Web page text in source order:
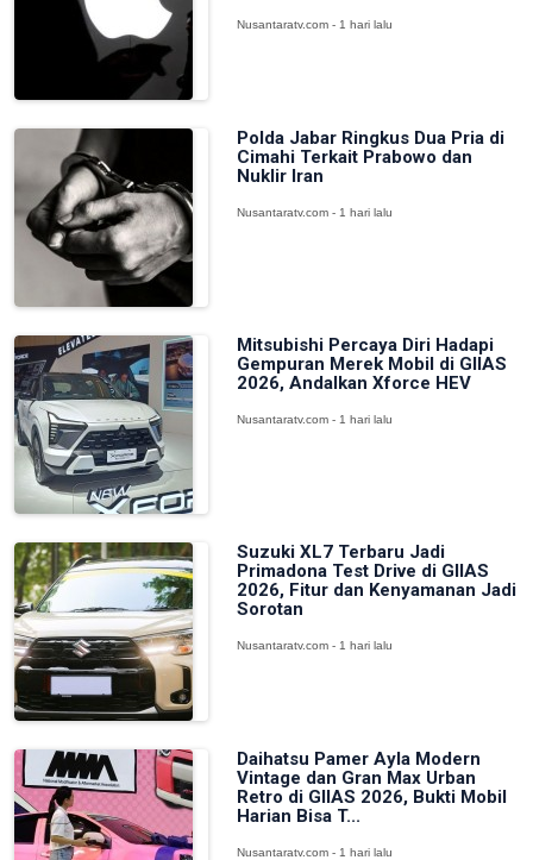
Nusantaratv.com - 1 hari lalu
Polda Jabar Ringkus Dua Pria di
Cimahi Terkait Prabowo dan
Nuklir Iran
Nusantaratv.com - 1 hari lalu
Mitsubishi Percaya Diri Hadapi
Gempuran Merek Mobil di GIIAS
2026, Andalkan Xforce HEV
Nusantaratv.com - 1 hari lalu
Suzuki XL7 Terbaru Jadi
Primadona Test Drive di GIIAS
2026, Fitur dan Kenyamanan Jadi
Sorotan
Nusantaratv.com - 1 hari lalu
Daihatsu Pamer Ayla Modern
Vintage dan Gran Max Urban
Retro di GIIAS 2026, Bukti Mobil
Harian Bisa T...
Nusantaratv.com - 1 hari lalu